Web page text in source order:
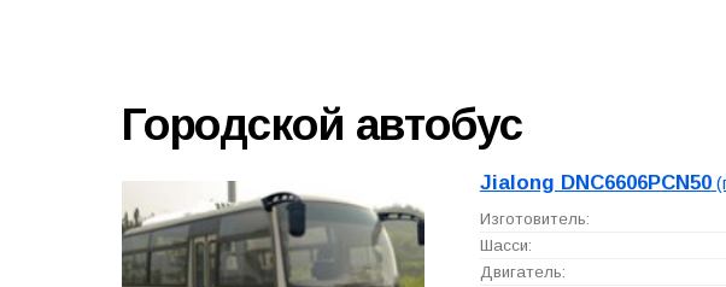
Городской автобус
Jialong DNC6606PCN50
Изготовитель:
Шасси:
Двигатель: